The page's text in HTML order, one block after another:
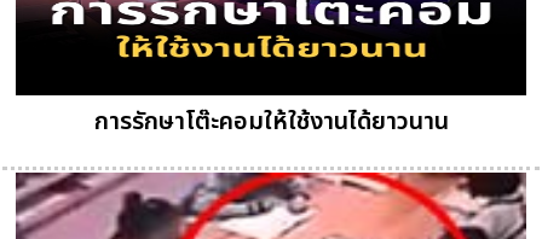
การรักษาโต๊ะคอมให้ใช้งานได้ยาวนาน